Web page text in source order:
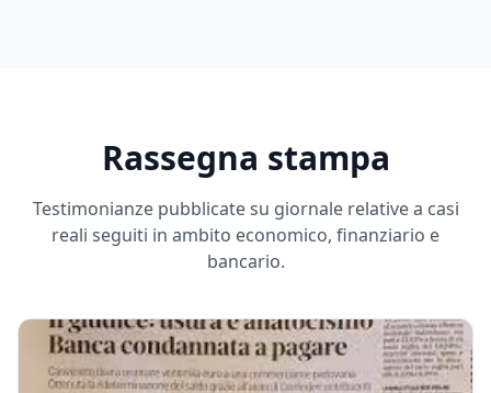
Rassegna stampa
Testimonianze pubblicate su giornale relative a casi
reali seguiti in ambito economico, finanziario e
bancario.